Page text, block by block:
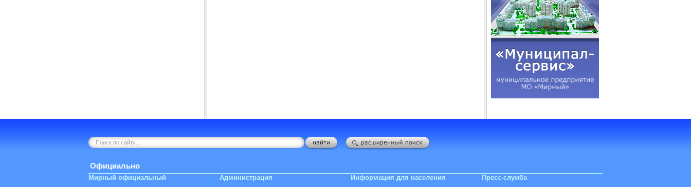
Официально
Мирный официальный Администрация Информация для населения Пресс-служба